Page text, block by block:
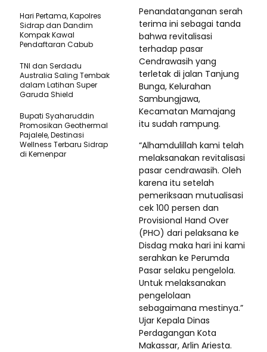
Penandatanganan serah
terima ini sebagai tanda
bahwa revitalisasi
terhadap pasar
Cendrawasih yang
terletak di jalan Tanjung
Bunga, Kelurahan
Sambungjawa,
Kecamatan Mamajang
itu sudah rampung.
“Alhamdulillah kami telah
melaksanakan revitalisasi
pasar cendrawasih. Oleh
karena itu setelah
pemeriksaan mutualisasi
cek 100 persen dan
Provisional Hand Over
(PHO) dari pelaksana ke
Disdag maka hari ini kami
serahkan ke Perumda
Pasar selaku pengelola.
Untuk melaksanakan
pengelolaan
sebagaimana mestinya.”
Ujar Kepala Dinas
Perdagangan Kota
Makassar, Arlin Ariesta.
Hari Pertama, Kapolres
Sidrap dan Dandim
Kompak Kawal
Pendaftaran Cabub
TNI dan Serdadu
Australia Saling Tembak
dalam Latihan Super
Garuda Shield
Bupati Syaharuddin
Promosikan Geothermal
Pajalele, Destinasi
Wellness Terbaru Sidrap
di Kemenpar